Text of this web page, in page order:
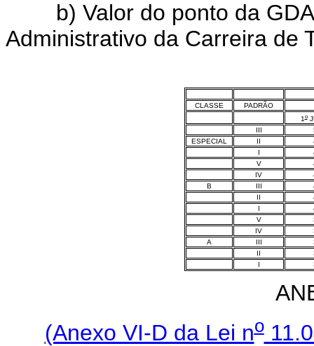
b) Valor do ponto da
Administrativo da Carreira de
CLASSE
PADRÃO
1o
III
ESPECIAL
II
I
V
IV
B
III
II
I
V
IV
A
III
II
I
(Anexo VI-D da Lei no